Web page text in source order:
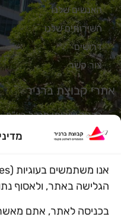
הגלישה באתר, ולאסוף
בכניסה לאתר, אתם
האנשים שלנו
השירותים שלנו
דרושים
צור קשר
אתרי קבוצת ברניר
ברניר שירותי מנהל בע"מ
אורבניקס
מידד הלוי
מוניטק
משו"ב